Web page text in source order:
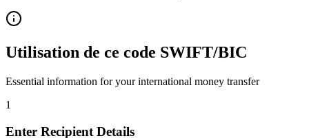
Utilisation de ce code SWIFT/BIC
Essential information for your international money transfer
1
Enter Recipient Details